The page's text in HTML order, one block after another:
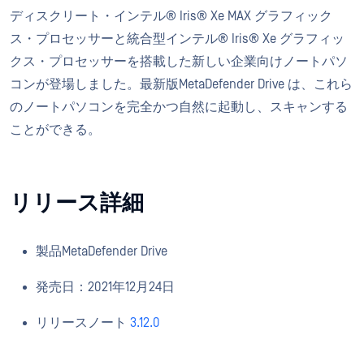
ディスクリート・インテル® Iris® Xe MAX グラフィック
ス・プロセッサーと統合型インテル® Iris® Xe グラフィッ
クス・プロセッサーを搭載した新しい企業向けノートパソ
コンが登場しました。最新版MetaDefender Drive は、これら
のノートパソコンを完全かつ自然に起動し、スキャンする
ことができる。
リリース詳細
製品MetaDefender Drive
発売日：2021年12月24日
リリースノート 3.12.0